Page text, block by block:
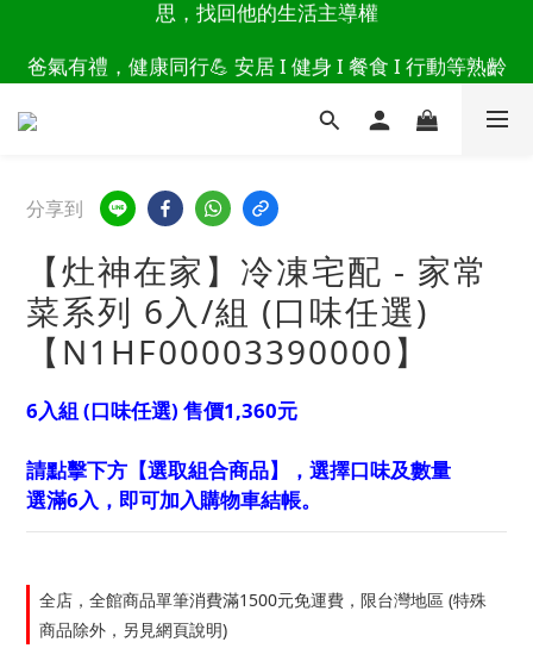
讀懂爸爸總說「不用買」的堅強 👉 3大生活貼心巧
思，找回他的生活主導權
爸氣有禮，健康同行💪 安居 I 健身 I 餐食 I 行動等熟齡
好物 8折起 👉上百樣活動商品點此看
讀懂爸爸總說「不用買」的堅強 👉 3大生活貼心巧
思，找回他的生活主導權
分享到
【灶神在家】冷凍宅配 - 家常
菜系列 6入/組 (口味任選)
【N1HF00003390000】
6入組 (口味任選) 售價1,360元
請點擊下方【選取組合商品】，選擇口味及數量
選滿6入，即可加入購物車結帳。
全店，全館商品單筆消費滿1500元免運費，限台灣地區 (特殊
商品除外，另見網頁說明)